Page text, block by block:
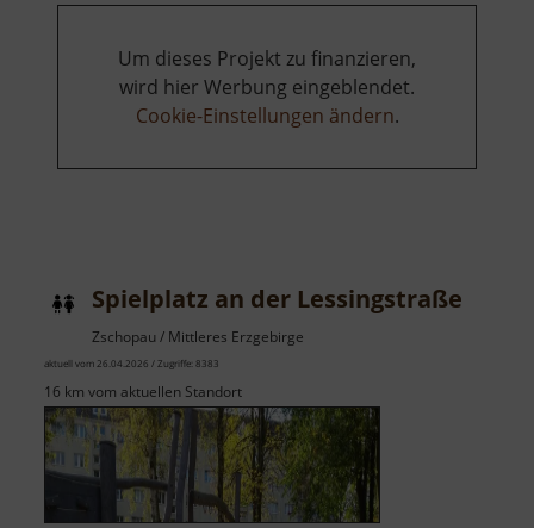
Um dieses Projekt zu finanzieren,
wird hier Werbung eingeblendet.
Cookie-Einstellungen ändern.
Spielplatz an der Lessingstraße
Zschopau / Mittleres Erzgebirge
aktuell vom 26.04.2026 / Zugriffe: 8383
16 km vom aktuellen Standort